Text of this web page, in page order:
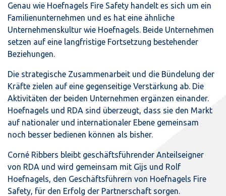
Genau wie Hoefnagels Fire Safety handelt es sich um ein
Familienunternehmen und es hat eine ähnliche
Unternehmenskultur wie Hoefnagels. Beide Unternehmen
setzen auf eine langfristige Fortsetzung bestehender
Beziehungen.
Die strategische Zusammenarbeit und die Bündelung der
Kräfte zielen auf eine gegenseitige Verstärkung ab. Die
Aktivitäten der beiden Unternehmen ergänzen einander.
Hoefnagels und RDA sind überzeugt, dass sie den Markt
auf nationaler und internationaler Ebene gemeinsam
noch besser bedienen können als bisher.
Corné Ribbers bleibt geschäftsführender Anteilseigner
von RDA und wird gemeinsam mit Gijs und Rolf
Hoefnagels, den Geschäftsführern von Hoefnagels Fire
Safety, für den Erfolg der Partnerschaft sorgen.